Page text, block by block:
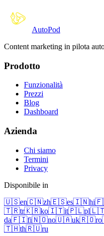
AutoPod
Content marketing in pilota
Prodotto
Funzionalità
Prezzi
Blog
Dashboard
Azienda
Chi siamo
Termini
Privacy
Disponibile in
🇺🇸en🇨🇳zh🇪🇸es🇮🇳hi
🇹🇷tr🇰🇷ko🇮🇹it🇵🇱pl
da🇫🇮fi🇳🇴no🇺🇦uk🇷🇴ro
🇹🇭th🇷🇺ru